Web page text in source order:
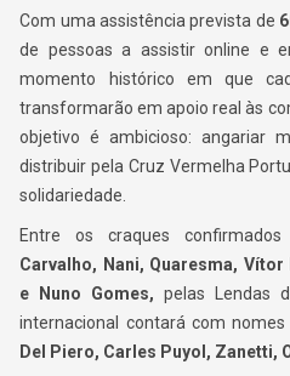
Com uma assistência prevista de
de pessoas a assistir online e
momento histórico em que
transformarão em apoio real às
objetivo é ambicioso: angariar
distribuir pela Cruz Vermelha
solidariedade.
Entre os craques
Carvalho, Nani, Quaresma,
e Nuno Gomes, pelas Lendas
internacional contará com nomes
Del Piero, Carles Puyol, Zanetti,